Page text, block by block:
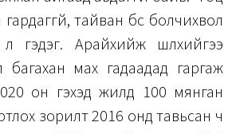
тайван бүс болчихвол
гэдэг. Арайхийж шүлхийгээ
мах гадаадад гаргаж
он гэхэд жилд 100 мянган
зорилт 2016 онд тавьсан ч